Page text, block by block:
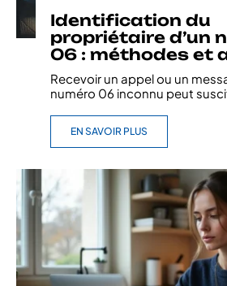
Identification du
propriétaire d’un
06 : méthodes et
Recevoir un appel ou un
numéro 06 inconnu peut
EN SAVOIR PLUS